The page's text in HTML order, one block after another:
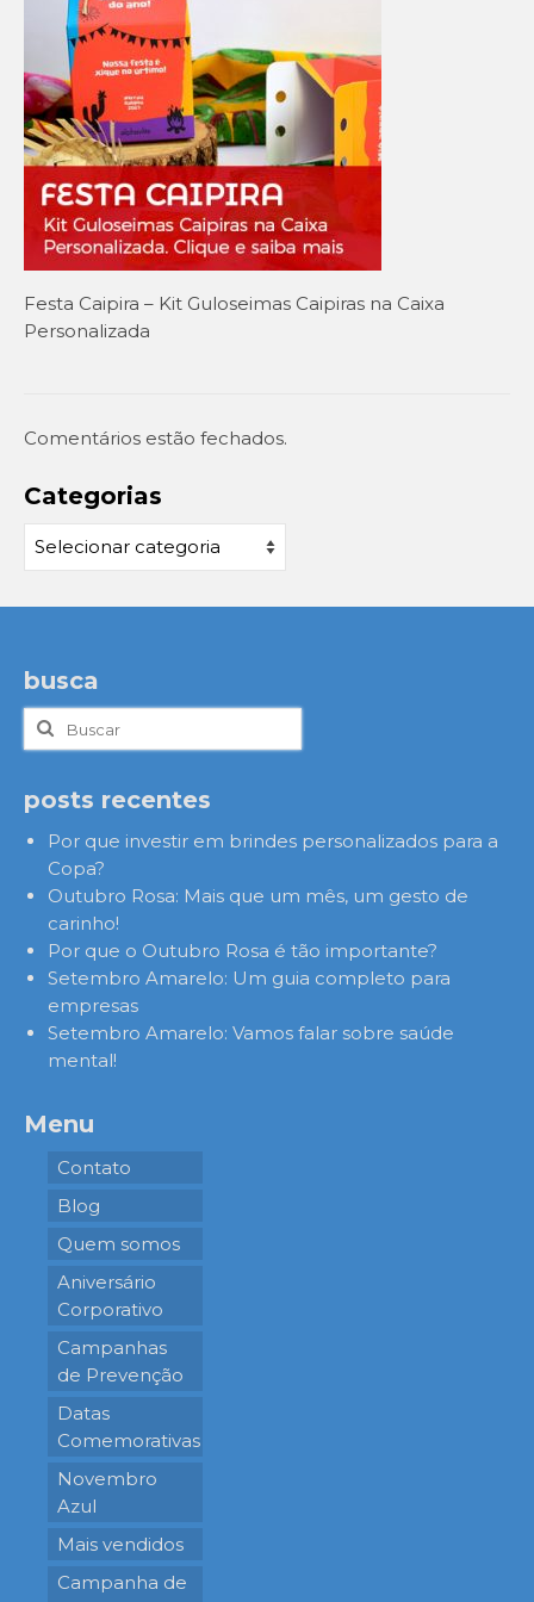
Setembro Amarelo
Outubro Rosa
Novembro Azul
Outras campanhas de prevenção
Copa do mundo 2026
Festa Caipira
QUEM SOMOS
Festa Caipira – Kit Guloseimas Caipiras na Caixa
Personalizada
Comentários estão fechados.
Categorias
Categorias
busca
Buscar
por:
posts recentes
Por que investir em brindes personalizados para a
Copa?
Outubro Rosa: Mais que um mês, um gesto de
carinho!
Por que o Outubro Rosa é tão importante?
Setembro Amarelo: Um guia completo para
empresas
Setembro Amarelo: Vamos falar sobre saúde
mental!
Menu
Contato
Blog
Quem somos
Aniversário
Corporativo
Campanhas
de Prevenção
Datas
Comemorativas
Novembro
Azul
Mais vendidos
Campanha de